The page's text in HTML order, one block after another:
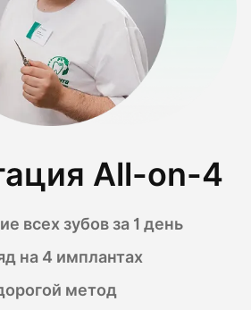
All-on-4
всех зубов за 1 день
на 4 имплантах
метод